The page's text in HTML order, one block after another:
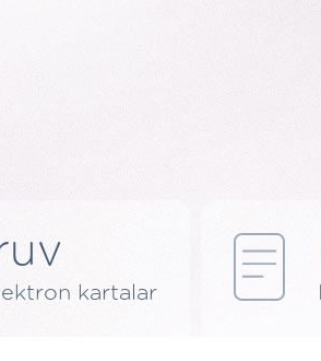
kartalar